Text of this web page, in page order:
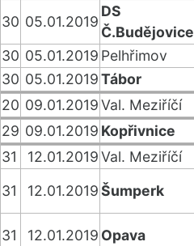
30 05.01.2019
DS
Č.Budějovice
30 05.01.2019 Pelhřimov
30 05.01.2019Tábor
20 09.01.2019Val. Meziříčí
29 09.01.2019 Kopřivnice
31
12.01.2019Val. Meziříčí
31
12.01.2019Šumperk
31 12.01.2019 Opava